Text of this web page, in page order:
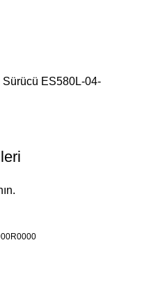
Sürücü ES580L-04-